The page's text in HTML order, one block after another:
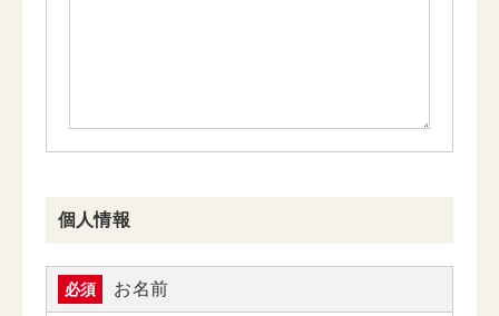
個人情報
必須 お名前